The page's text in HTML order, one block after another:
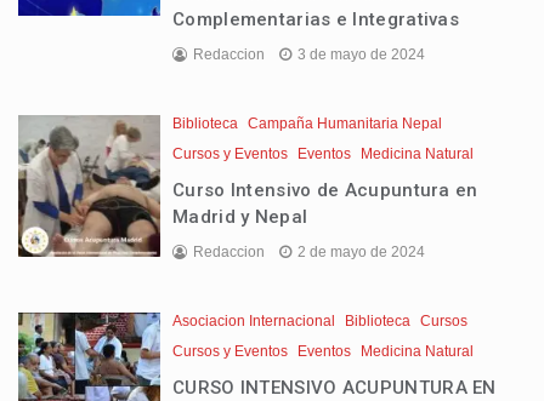
Complementarias e Integrativas
Redaccion 3 de mayo de 2024
Biblioteca
Campaña Humanitaria Nepal
Cursos y Eventos
Eventos Medicina Natural
Curso Intensivo de Acupuntura en
Madrid y Nepal
Redaccion 2 de mayo de 2024
Asociacion Internacional Biblioteca
Cursos
Cursos y Eventos
Eventos Medicina Natural
CURSO INTENSIVO ACUPUNTURA EN